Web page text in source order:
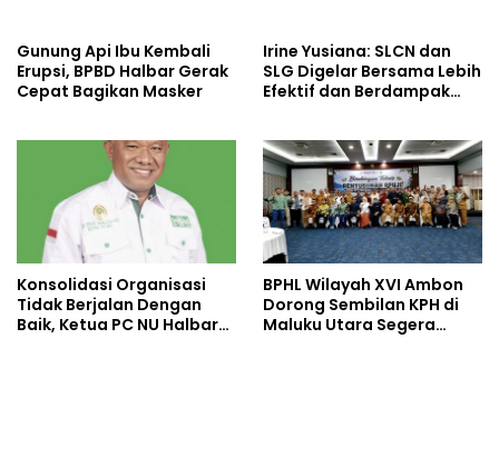
Gunung Api Ibu Kembali
Erupsi, BPBD Halbar Gerak
Cepat Bagikan Masker
Irine Yusiana: SLCN dan
SLG Digelar Bersama Lebih
Efektif dan Berdampak
Konsolidasi Organisasi
Tidak Berjalan Dengan
Baik, Ketua PC NU Halbar
BPHL Wilayah XVI Ambon
Dorong Sembilan KPH di
Maluku Utara Segera